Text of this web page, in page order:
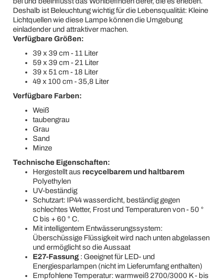
Deshalb ist Beleuchtung wichtig für die Lebensqualität: Kleine
Lichtquellen wie diese Lampe können die Umgebung
einladender und attraktiver machen.
Verfügbare Größen:
39 x 39 cm - 11 Liter
59 x 39 cm - 21 Liter
39 x 51 cm - 18 Liter
49 x 100 cm - 35,8 Liter
Verfügbare Farben:
Weiß
taubengrau
Grau
Sand
Minze
Technische Eigenschaften:
Hergestellt aus recycelbarem und haltbarem
Polyethylen
UV-beständig
Schutzart: IP44 wasserdicht, beständig gegen
schlechtes Wetter, Frost und Temperaturen von - 50 °
C bis + 60 ° C.
Mit intelligentem Entwässerungssystem:
Überschüssige Flüssigkeit wird nach unten abgelassen
und ermöglicht so die Aussaat
E27-Fassung: Geeignet für LED- und
Energiesparlampen (nicht im Lieferumfang enthalten)
Empfohlene Temperatur: warmweiß 2700/3000 K - bis